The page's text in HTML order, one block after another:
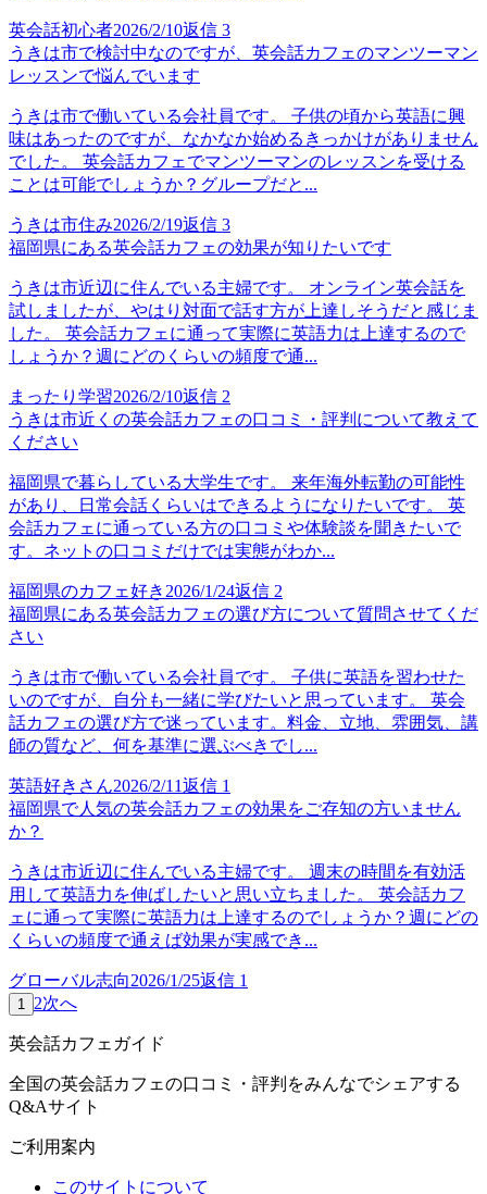
英会話初心者2026/2/10返信 3
うきは市で検討中なのですが、英会話カフェのマンツーマン
レッスンで悩んでいます
うきは市で働いている会社員です。 子供の頃から英語に興
味はあったのですが、なかなか始めるきっかけがありません
でした。 英会話カフェでマンツーマンのレッスンを受ける
ことは可能でしょうか？グループだと...
うきは市住み2026/2/19返信 3
福岡県にある英会話カフェの効果が知りたいです
うきは市近辺に住んでいる主婦です。 オンライン英会話を
試しましたが、やはり対面で話す方が上達しそうだと感じま
した。 英会話カフェに通って実際に英語力は上達するので
しょうか？週にどのくらいの頻度で通...
まったり学習2026/2/10返信 2
うきは市近くの英会話カフェの口コミ・評判について教えて
ください
福岡県で暮らしている大学生です。 来年海外転勤の可能性
があり、日常会話くらいはできるようになりたいです。 英
会話カフェに通っている方の口コミや体験談を聞きたいで
す。ネットの口コミだけでは実態がわか...
福岡県のカフェ好き 2026/1/24返信 2
福岡県にある英会話カフェの選び方について質問させてくだ
さい
うきは市で働いている会社員です。 子供に英語を習わせた
いのですが、自分も一緒に学びたいと思っています。 英会
話カフェの選び方で迷っています。料金、立地、雰囲気、講
師の質など、何を基準に選ぶべきでし...
英語好きさん2026/2/11返信 1
福岡県で人気の英会話カフェの効果をご存知の方いません
か？
うきは市近辺に住んでいる主婦です。 週末の時間を有効活
用して英語力を伸ばしたいと思い立ちました。 英会話カフ
ェに通って実際に英語力は上達するのでしょうか？週にどの
くらいの頻度で通えば効果が実感でき...
グローバル志向2026/1/25返信 1
1 2次へ
英会話カフェガイド
全国の英会話カフェの口コミ・評判をみんなでシェアする
Q&Aサイト
ご利用案内
このサイトについて